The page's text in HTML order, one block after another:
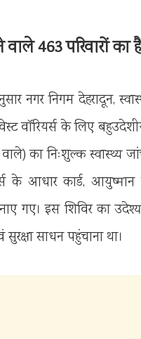
463 परिवारों का
नगर निगम देहरादून,
वॉरियर्स के लिए
का निःशुल्क स्वास्थ्य
के आधार कार्ड, आयुष्मान
बनाए गए। इस शिविर का
साधन पहुंचाना था।